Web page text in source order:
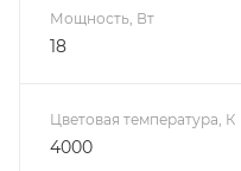
Мощность, Вт
18
Цветовая температура, К
4000